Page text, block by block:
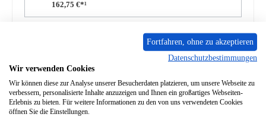
162,75 €*¹
In den Warenkorb
Zum Merkzettel hinzufügen
Frage zum Produkt
Fortfahren, ohne zu akzeptieren
Datenschutzbestimmungen
Wir verwenden Cookies
Wir können diese zur Analyse unserer Besucherdaten platzieren, um unsere Webseite zu
verbessern, personalisierte Inhalte anzuzeigen und Ihnen ein großartiges Webseiten-
Erlebnis zu bieten. Für weitere Informationen zu den von uns verwendeten Cookies
öffnen Sie die Einstellungen.